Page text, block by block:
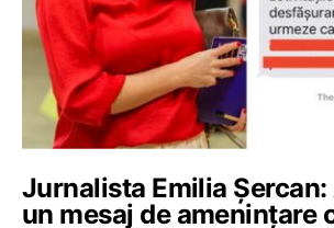
Jurnalista Emilia
un mesaj de amenințare